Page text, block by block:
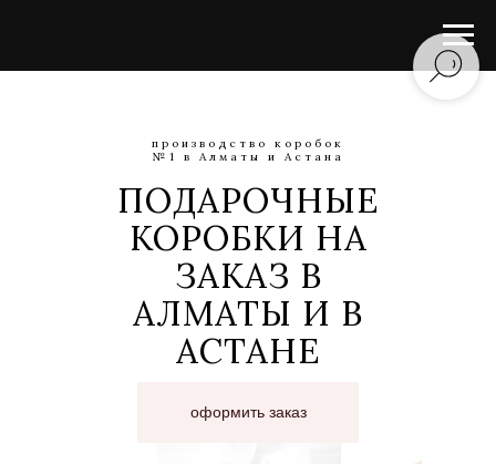
ПОДАРОЧНЫЕ
КОРОБКИ НА
ЗАКАЗ В
АЛМАТЫ И В
АСТАНЕ
производство коробок
№1 в Алматы и Астана
оформить заказ